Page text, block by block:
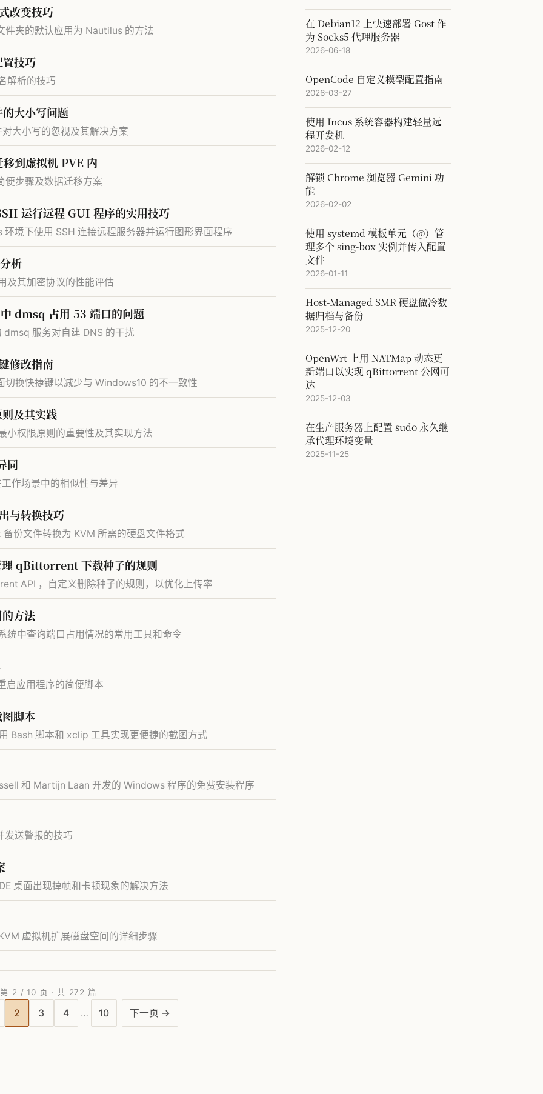
改变技巧
件夹的默认应用为 Nautilus 的方法
技巧
解析的技巧
大小写问题
大小写的忽视及其解决方案
到虚拟机 PVE 内
便步骤及数据迁移方案
运行远程 GUI 程序的实用技巧
境下使用 SSH 连接远程服务器并运行图形界面程序
析
及其加密协议的性能评估
dmsq 占用 53 端口的问题
服务对自建 DNS 的干扰
修改指南
切换快捷键以减少与 Windows10 的不一致性
及其实践
小权限原则的重要性及其实现方法
同
作场景中的相似性与差异
与转换技巧
份文件转换为 KVM 所需的硬盘文件格式
qBittorrent 下载种子的规则
API ，自定义删除种子的规则，以优化上传率
方法
统中查询端口占用情况的常用工具和命令
启应用程序的简便脚本
脚本
Bash 脚本和 xclip 工具实现更便捷的截图方式
和 Martijn Laan 开发的 Windows 程序的免费安装程序
发送警报的技巧
桌面出现掉帧和卡顿现象的解决方法
虚拟机扩展磁盘空间的详细步骤
第 2 / 10 页 · 共 272 篇
2 3 4 … 10 下一页 →
在 Debian12 上快速部署 Gost 作
为 Socks5 代理服务器
2026-06-18
OpenCode 自定义模型配置指南
2026-03-27
使用 Incus 系统容器构建轻量远
程开发机
2026-02-12
解锁 Chrome 浏览器 Gemini 功
能
2026-02-02
使用 systemd 模板单元（@）管
理多个 sing-box 实例并传入配置
文件
2026-01-11
Host-Managed SMR 硬盘做冷数
据归档与备份
2025-12-20
OpenWrt 上用 NATMap 动态更
新端口以实现 qBittorrent 公网可
达
2025-12-03
在生产服务器上配置 sudo 永久继
承代理环境变量
2025-11-25